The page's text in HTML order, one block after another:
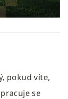
pokud víte,
se